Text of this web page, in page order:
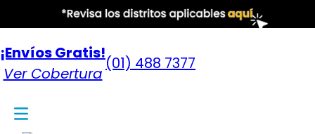
¡Envíos Gratis!
Ver Cobertura
(01) 488 7377